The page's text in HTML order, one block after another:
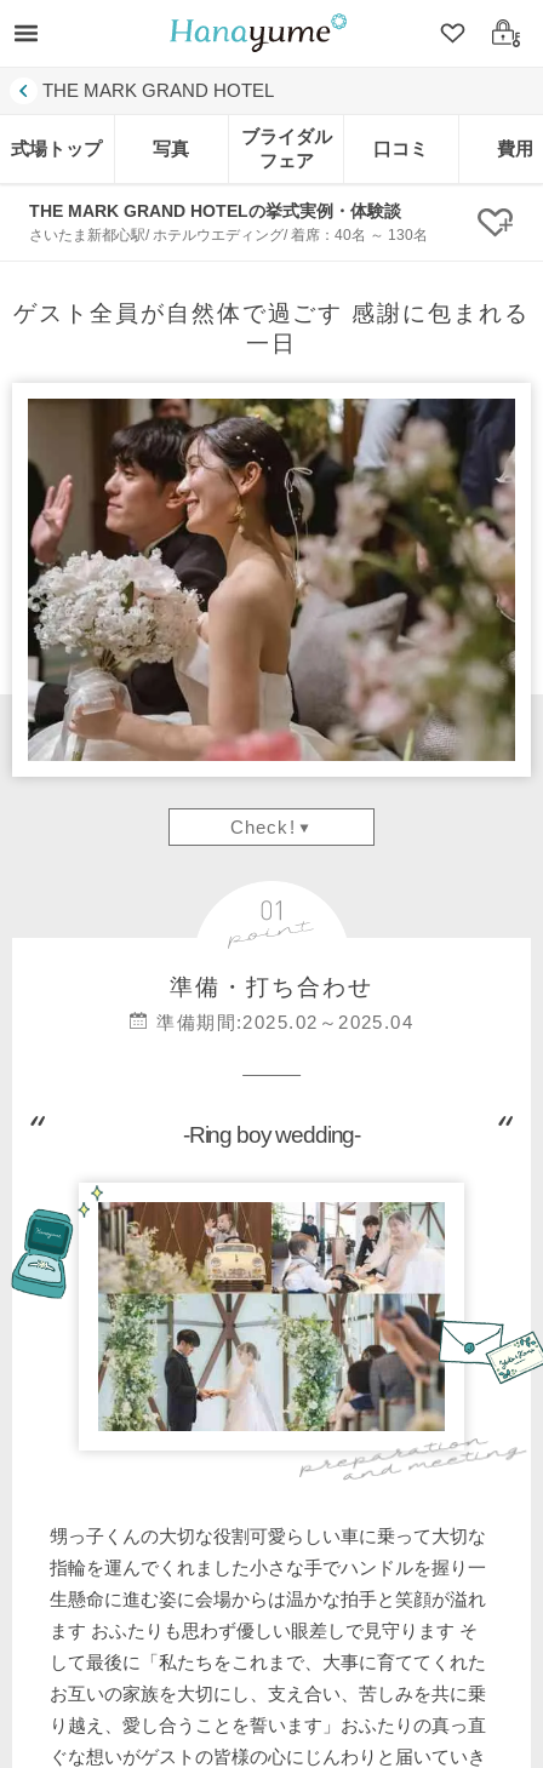
クリップ
ログ
THE MARK GRAND HOTEL
式場トップ 写真
ブライダル
フェア
口コミ 費用
THE MARK GRAND HOTELの挙式実例・体験談
さいたま新都心駅/ ホテルウエディング/ 着席：40名 ～ 130名 ク
ゲスト全員が自然体で過ごす 感謝に包まれる
一日
Check!
準備・打ち合わせ
準備期間:2025.02～2025.04
-Ring boy wedding-
甥っ子くんの大切な役割可愛らしい車に乗って大切な
指輪を運んでくれました小さな手でハンドルを握り一
生懸命に進む姿に会場からは温かな拍手と笑顔が溢れ
ます おふたりも思わず優しい眼差しで見守ります そ
して最後に「私たちをこれまで、大事に育ててくれた
お互いの家族を大切にし、支え合い、苦しみを共に乗
り越え、愛し合うことを誓います」おふたりの真っ直
ぐな想いがゲストの皆様の心にじんわりと届いていき